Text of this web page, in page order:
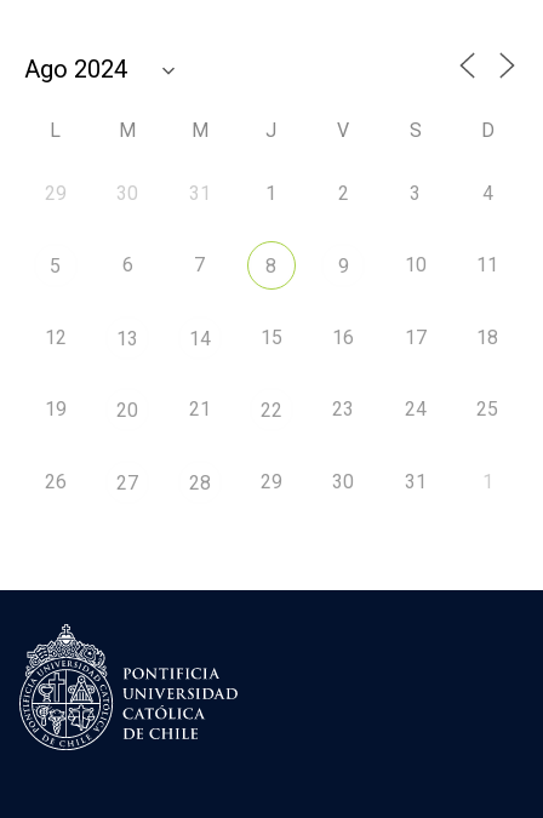
L M M J V S D
29 30 31 1 2 3 4
5 6 7 8 9 10 11
12 13 14 15 16 17 18
19 20 21 22 23 24 25
26 27 28 29 30 31 1